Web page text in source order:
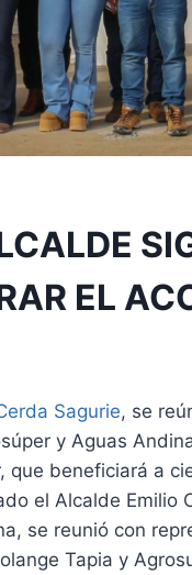
EL
Sagurie, se
y Aguas
que beneficiará a
el Alcalde Emilio
se reunió con
Tapia y